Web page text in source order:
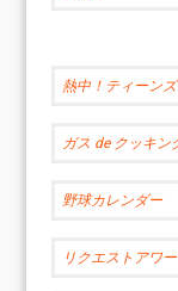
熱中！ティーンズ
ガス de クッキン
野球カレンダー
リクエストアワー